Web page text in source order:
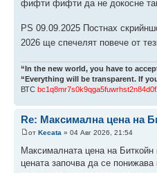
фифти фифти да не докосне
PS 09.09.2025 Постнах
2026 ще спечелят повече от
“In the new world, you have to
“Everything will be transparent. If
ВТС
Re: Максимална цена на
от Kecata » 04 Авг 2026, 21:54
Максималната цена на Биткойн
цената започва да се